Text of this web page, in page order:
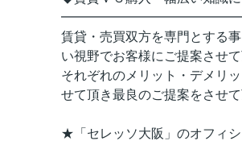
賃貸・売買双方を専門とする
い視野でお客様にご提案させて
それぞれのメリット・デメリ
せて頂き最良のご提案をさせて
★「セレッソ大阪」のオフィ